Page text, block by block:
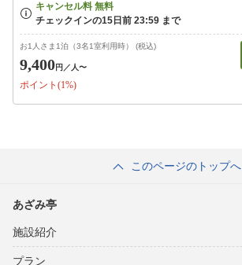
お1人さま1泊（3名1室利用時） (税込)
9,400円 ／人〜
ポイント(1%)
このページのトップへ
あざみ亭
施設紹介
プラン